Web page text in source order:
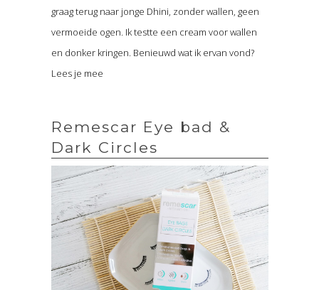
graag terug naar jonge Dhini, zonder wallen, geen
vermoeide ogen. Ik testte een cream voor wallen
en donker kringen. Benieuwd wat ik ervan vond?
Lees je mee
Remescar Eye bad &
Dark Circles